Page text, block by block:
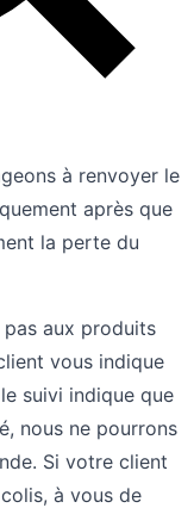
à renvoyer le
après que
la perte du
pas aux produits
vous indique
suivi indique que
nous ne pourrons
Si votre client
à vous de